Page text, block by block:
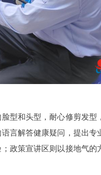
型和头型，耐心修剪发
言解答健康疑问，提出
政策宣讲区则以接地气的